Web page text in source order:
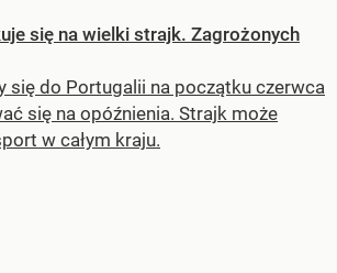
się na wielki strajk. Zagrożonych
się do Portugalii na początku czerwca
się na opóźnienia. Strajk może
w całym kraju.